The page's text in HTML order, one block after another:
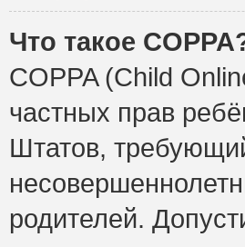
Что такое
COPPA (Child
частных прав
Штатов,
родителей.